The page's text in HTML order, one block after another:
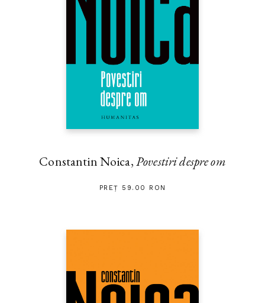
Constantin Noica,Povestiri despre om
PREȚ 59.00 RON